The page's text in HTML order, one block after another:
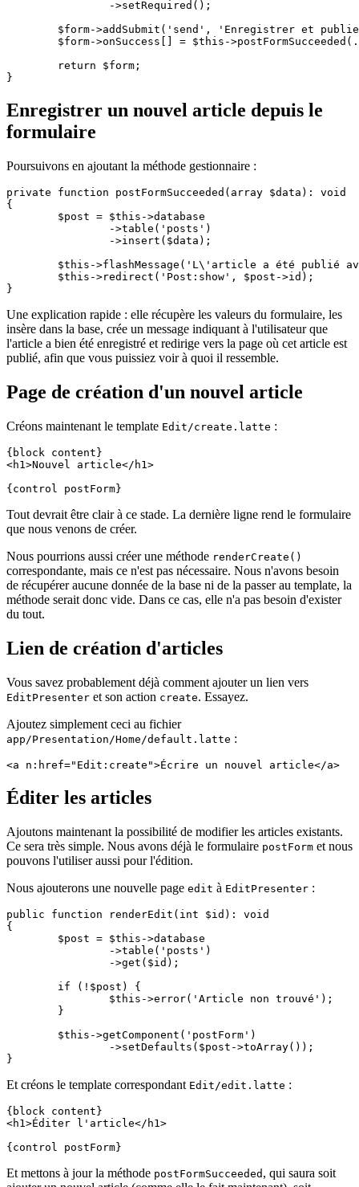
Enregistrer un nouvel article depuis le
formulaire
Poursuivons en ajoutant la méthode gestionnaire :
private function postFormSucceeded(array $data): void
{
Une explication rapide : elle récupère les valeurs du formulaire, les
insère dans la base, crée un message indiquant à l'utilisateur que
l'article a bien été enregistré et redirige vers la page où cet article est
publié, afin que vous puissiez voir à quoi il ressemble.
Page de création d'un nouvel article
Créons maintenant le template Edit/create.latte :
{block content}
<h1>Nouvel article</h1>
Tout devrait être clair à ce stade. La dernière ligne rend le formulaire
que nous venons de créer.
Nous pourrions aussi créer une méthode renderCreate()
correspondante, mais ce n'est pas nécessaire. Nous n'avons besoin
de récupérer aucune donnée de la base ni de la passer au template, la
méthode serait donc vide. Dans ce cas, elle n'a pas besoin d'exister
du tout.
Lien de création d'articles
Vous savez probablement déjà comment ajouter un lien vers
EditPresenter et son action create. Essayez.
Ajoutez simplement ceci au fichier
app/Presentation/Home/default.latte :
Éditer les articles
Ajoutons maintenant la possibilité de modifier les articles existants.
Ce sera très simple. Nous avons déjà le formulaire postForm et nous
pouvons l'utiliser aussi pour l'édition.
Nous ajouterons une nouvelle page edit à EditPresenter :
public function renderEdit(int $id): void
{
Et créons le template correspondant Edit/edit.latte :
{block content}
<h1>Éditer l'article</h1>
Et mettons à jour la méthode postFormSucceeded , qui saura soit